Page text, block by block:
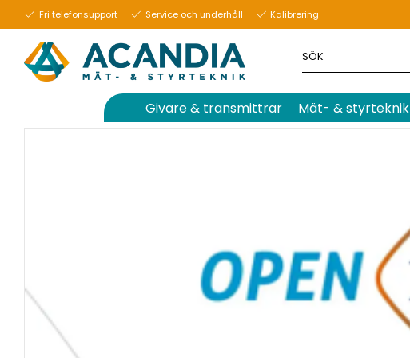
Fri telefonsupport Service och underhåll Kalibrering
Givare & transmittrar Mät- & styrteknik